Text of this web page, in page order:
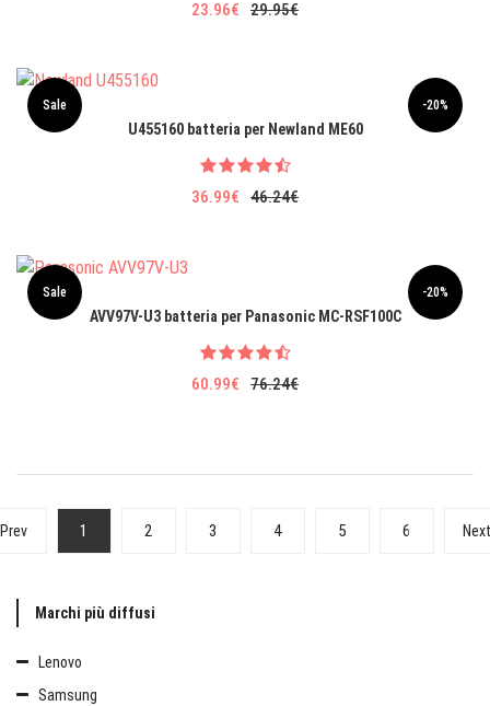
23.96€ 29.95€
Sale -20%
U455160 batteria per Newland ME60
36.99€ 46.24€
Sale -20%
AVV97V-U3 batteria per Panasonic MC-RSF100C
60.99€ 76.24€
Prev 1 2 3 4 5 6 Next
Marchi più diffusi
Lenovo
Samsung